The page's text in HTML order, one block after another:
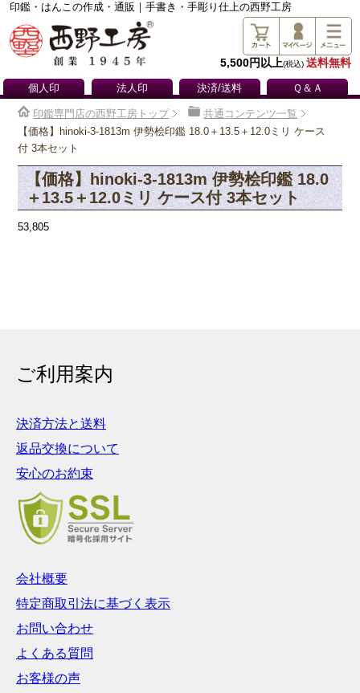
印鑑・はんこの作成・通販｜手書き・手彫り仕上の西野工房
5,500円以上(税込) 送料無料
個人印 法人印 決済/送料 Ｑ＆Ａ
印鑑専門店の西野工房トップ
共通コンテンツ一覧
【価格】hinoki-3-1813m 伊勢桧印鑑 18.0＋13.5＋12.0ミリ ケース
付 3本セット
【価格】hinoki-3-1813m 伊勢桧印鑑 18.0
＋13.5＋12.0ミリ ケース付 3本セット
53,805
ご利用案内
決済方法と送料
返品交換について
安心のお約束
会社概要
特定商取引法に基づく表示
お問い合わせ
よくある質問
お客様の声